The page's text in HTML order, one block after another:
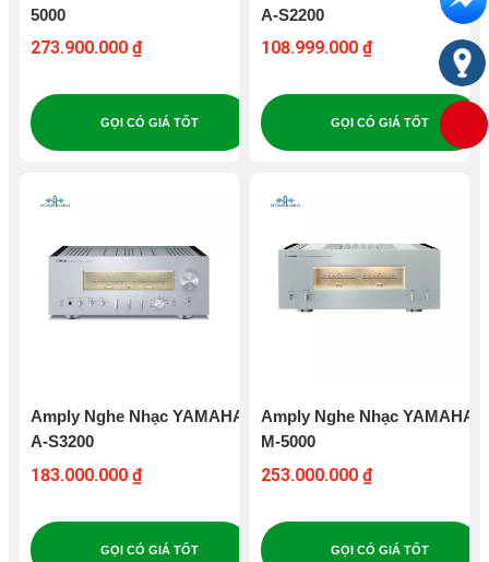
5000
273.900.000 ₫
GỌI CÓ GIÁ TỐT
A-S2200
108.999.000 ₫
GỌI CÓ GIÁ TỐT
Amply Nghe Nhạc YAMAHA
A-S3200
183.000.000 ₫
GỌI CÓ GIÁ TỐT
Amply Nghe Nhạc YAMAHA
M-5000
253.000.000 ₫
GỌI CÓ GIÁ TỐT